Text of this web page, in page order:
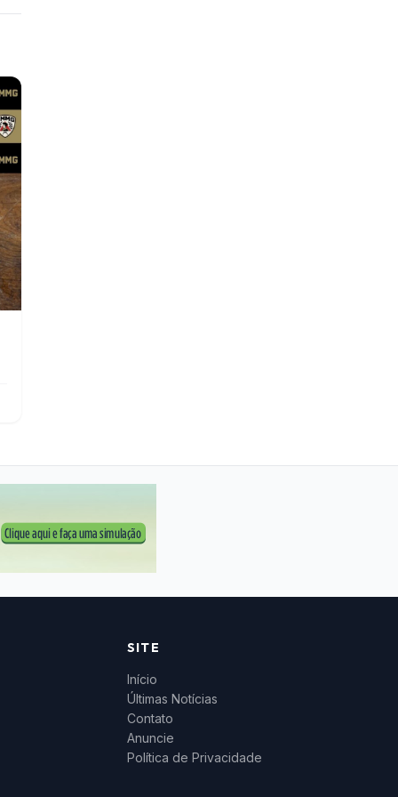
SITE
Início
Últimas Notícias
Contato
Anuncie
Política de Privacidade